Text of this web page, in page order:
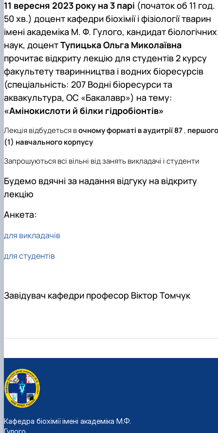
11 вересня 2023 року на 3 парі (початок об 11 год.
50 хв.) доцент кафедри біохімії і фізіології тварин
імені академіка М. Ф. Гулого, кандидат біологічних
наук, доцентТупицька Ольга Миколаївна
прочитає відкриту лекцію для студентів 2 курсу
факультету тваринництва і водних біоресурсів
(спеціальність: 207 Водні біоресурси та
аквакультура, ОC «Бакалавр») на тему:
«Амінокислоти й білки гідробіонтів»
Лекція відбудеться вочному форматі в аудитрії 87, першого
(1) навчального корпусу
Запрошуються всі вільні від занять викладачі і студенти
Будемо вдячні за надання відгуку на відкриту
лекцію
Анкета:
для викладачів
для студентів
Завідувач кафедри професор Віктор Томчук
Кафедра біохімії імені академіка М.Ф.